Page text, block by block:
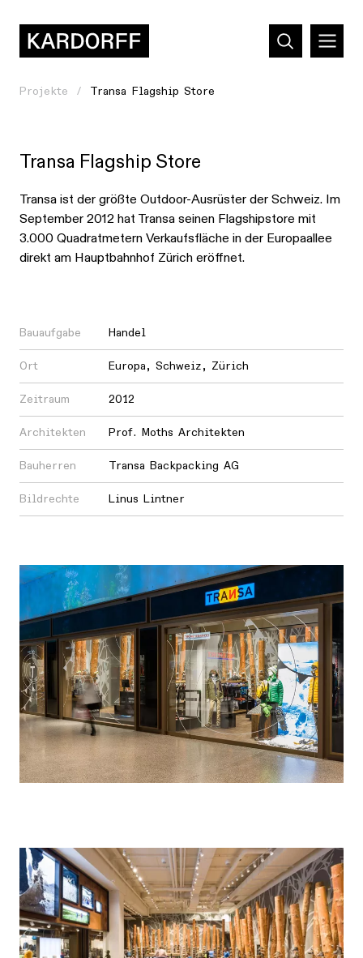
Projekte Transa Flagship Store
Transa Flagship Store
Transa ist der größte Outdoor-Ausrüster der Schweiz. Im
September 2012 hat Transa seinen Flagshipstore mit
3.000 Quadratmetern Verkaufsfläche in der Europaallee
direkt am Hauptbahnhof Zürich eröffnet.
Bauaufgabe Handel
Ort Europa, Schweiz, Zürich
Zeitraum 2012
Architekten Prof. Moths Architekten
Bauherren Transa Backpacking AG
Bildrechte Linus Lintner